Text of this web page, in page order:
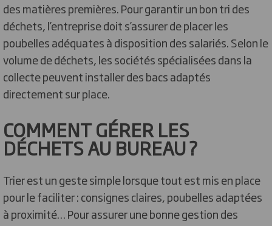
des matières premières. Pour garantir un bon tri des
déchets, l’entreprise doit s’assurer de placer les
poubelles adéquates à disposition des salariés. Selon le
volume de déchets, les sociétés spécialisées dans la
collecte peuvent installer des bacs adaptés
directement sur place.
COMMENT GÉRER LES
DÉCHETS AU BUREAU ?
Trier est un geste simple lorsque tout est mis en place
pour le faciliter : consignes claires, poubelles adaptées
à proximité… Pour assurer une bonne gestion des